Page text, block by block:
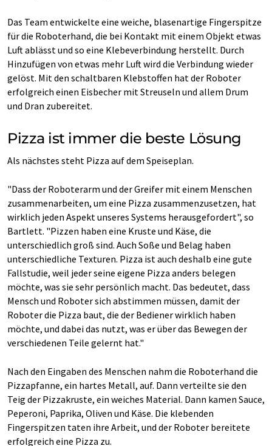
Das Team entwickelte eine weiche, blasenartige Fingerspitze
für die Roboterhand, die bei Kontakt mit einem Objekt etwas
Luft ablässt und so eine Klebeverbindung herstellt. Durch
Hinzufügen von etwas mehr Luft wird die Verbindung wieder
gelöst. Mit den schaltbaren Klebstoffen hat der Roboter
erfolgreich einen Eisbecher mit Streuseln und allem Drum
und Dran zubereitet.
Pizza ist immer die beste Lösung
Als nächstes steht Pizza auf dem Speiseplan.
"Dass der Roboterarm und der Greifer mit einem Menschen
zusammenarbeiten, um eine Pizza zusammenzusetzen, hat
wirklich jeden Aspekt unseres Systems herausgefordert", so
Bartlett. "Pizzen haben eine Kruste und Käse, die
unterschiedlich groß sind. Auch Soße und Belag haben
unterschiedliche Texturen. Pizza ist auch deshalb eine gute
Fallstudie, weil jeder seine eigene Pizza anders belegen
möchte, was sie sehr persönlich macht. Das bedeutet, dass
Mensch und Roboter sich abstimmen müssen, damit der
Roboter die Pizza baut, die der Bediener wirklich haben
möchte, und dabei das nutzt, was er über das Bewegen der
verschiedenen Teile gelernt hat."
Nach den Eingaben des Menschen nahm die Roboterhand die
Pizzapfanne, ein hartes Metall, auf. Dann verteilte sie den
Teig der Pizzakruste, ein weiches Material. Dann kamen Sauce,
Peperoni, Paprika, Oliven und Käse. Die klebenden
Fingerspitzen taten ihre Arbeit, und der Roboter bereitete
erfolgreich eine Pizza zu.